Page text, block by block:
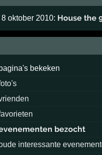
oktober 2010: House the
bekeken
bezocht
interessante